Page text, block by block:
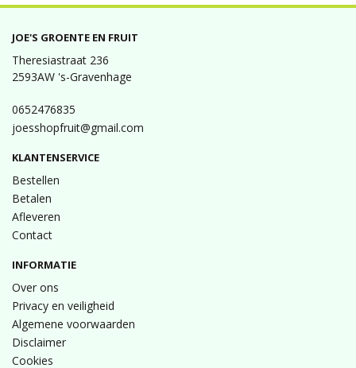
JOE'S GROENTE EN FRUIT
Theresiastraat 236
2593AW 's-Gravenhage
0652476835
joesshopfruit@gmail.com
KLANTENSERVICE
Bestellen
Betalen
Afleveren
Contact
INFORMATIE
Over ons
Privacy en veiligheid
Algemene voorwaarden
Disclaimer
Cookies